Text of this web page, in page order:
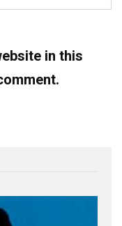
in this